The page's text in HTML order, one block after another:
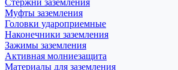
Стержни заземления
Муфты заземления
Головки удароприемные
Наконечники заземления
Зажимы заземления
Активная молниезащита
Материалы для заземления